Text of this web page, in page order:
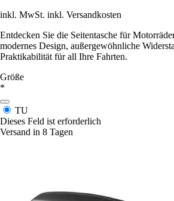
inkl. MwSt. inkl. Versandkosten
Entdecken Sie die Seitentasche für
modernes Design, außergewöhnliche
Praktikabilität für all Ihre Fahrten.
Größe
*
TU
Dieses Feld ist erforderlich
Versand in 8 Tagen